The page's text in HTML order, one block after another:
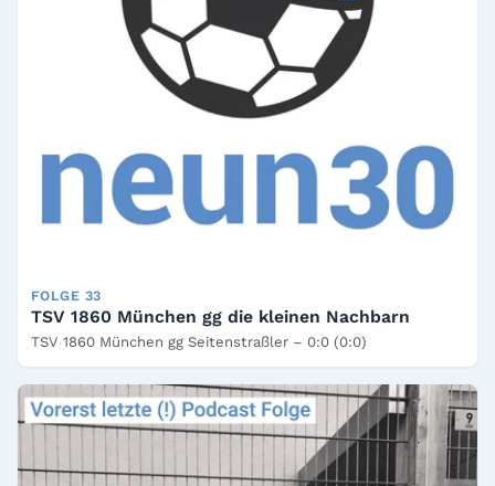
FOLGE 33
TSV 1860 München gg die kleinen Nachbarn
TSV 1860 München gg Seitenstraßler – 0:0 (0:0)